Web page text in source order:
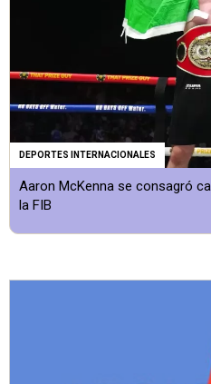
DEPORTES INTERNACIONALES
Aaron McKenna se consagró
la FIB